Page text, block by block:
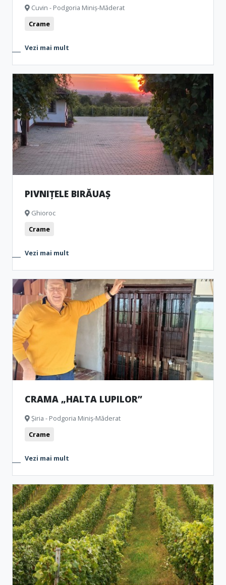
Cuvin - Podgoria Miniș-Măderat
Crame
Vezi mai mult
PIVNIȚELE BIRĂUAȘ
Ghioroc
Crame
Vezi mai mult
CRAMA „HALTA LUPILOR”
Șiria - Podgoria Miniș-Măderat
Crame
Vezi mai mult